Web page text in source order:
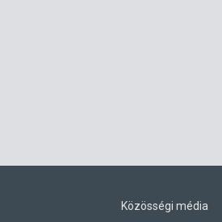
Közösségi média